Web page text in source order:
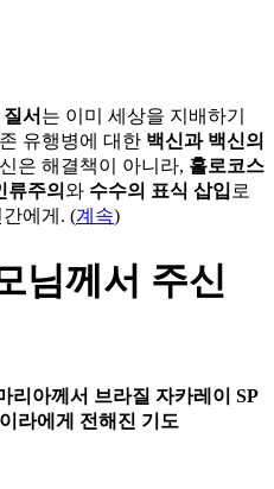
서 는 이미 세상을 지배하기
유행병에 대한 백신과 백신의
은 해결책이 아니라, 홀로코스
류주의 와 수수의 표식 삽입 로
에게. (계속)
님께서 주신
리아께서 브라질 자카레이 SP
라에게 전해진 기도